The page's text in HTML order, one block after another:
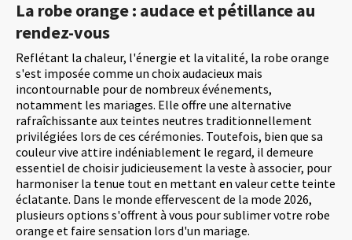
La robe orange : audace et pétillance au
rendez-vous
Reflétant la chaleur, l'énergie et la vitalité, la robe orange
s'est imposée comme un choix audacieux mais
incontournable pour de nombreux événements,
notamment les mariages. Elle offre une alternative
rafraîchissante aux teintes neutres traditionnellement
privilégiées lors de ces cérémonies. Toutefois, bien que sa
couleur vive attire indéniablement le regard, il demeure
essentiel de choisir judicieusement la veste à associer, pour
harmoniser la tenue tout en mettant en valeur cette teinte
éclatante. Dans le monde effervescent de la mode 2026,
plusieurs options s'offrent à vous pour sublimer votre robe
orange et faire sensation lors d'un mariage.